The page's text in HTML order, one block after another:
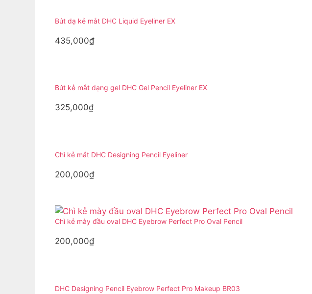
Bút dạ kẻ mắt DHC Liquid Eyeliner EX
435,000₫
Bút kẻ mắt dạng gel DHC Gel Pencil Eyeliner EX
325,000₫
Chì kẻ mắt DHC Designing Pencil Eyeliner
200,000₫
Chì kẻ mày đầu oval DHC Eyebrow Perfect Pro Oval Pencil
200,000₫
DHC Designing Pencil Eyebrow Perfect Pro Makeup BR03